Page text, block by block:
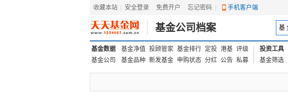
收藏本站 安全登录 免费开户 忘记密码 手机客户端
基金公司档案 基
基金数据 基金净值 投顾管家 基金排行 定投 港基 评级
基金公司
基金品种 新发基金 申购状态 分红 公告 私募
投资工具
基金筛选